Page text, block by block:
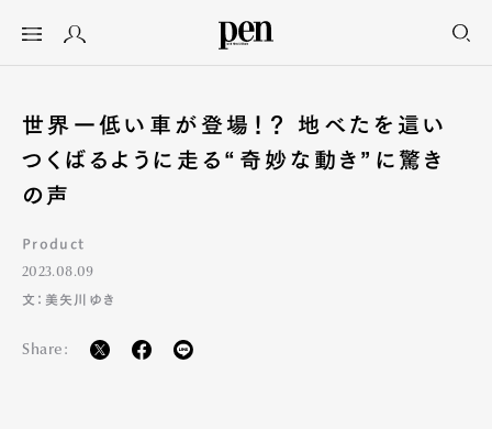
世界一低い車が登場！？ 地べたを這い
つくばるように走る“奇妙な動き”に驚き
の声
Product
2023.08.09
文：美矢川ゆき
Share: